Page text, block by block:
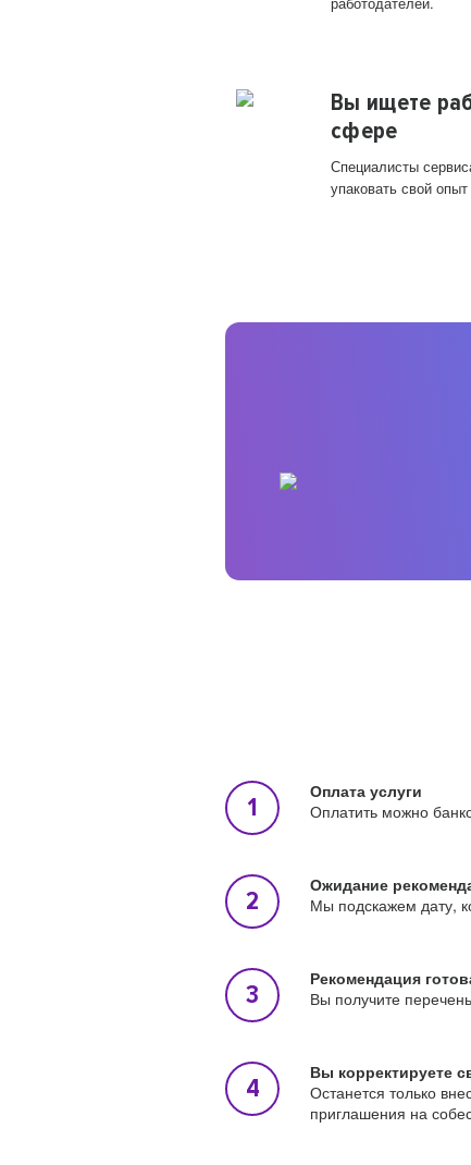
Вы ищете
сфере
Специалисты
упаковать свой
Оплата услуги
Оплатить можно
Ожидание
Мы подскажем дату,
Рекомендация
Вы получите
Вы корректируете
Останется только
приглашения на